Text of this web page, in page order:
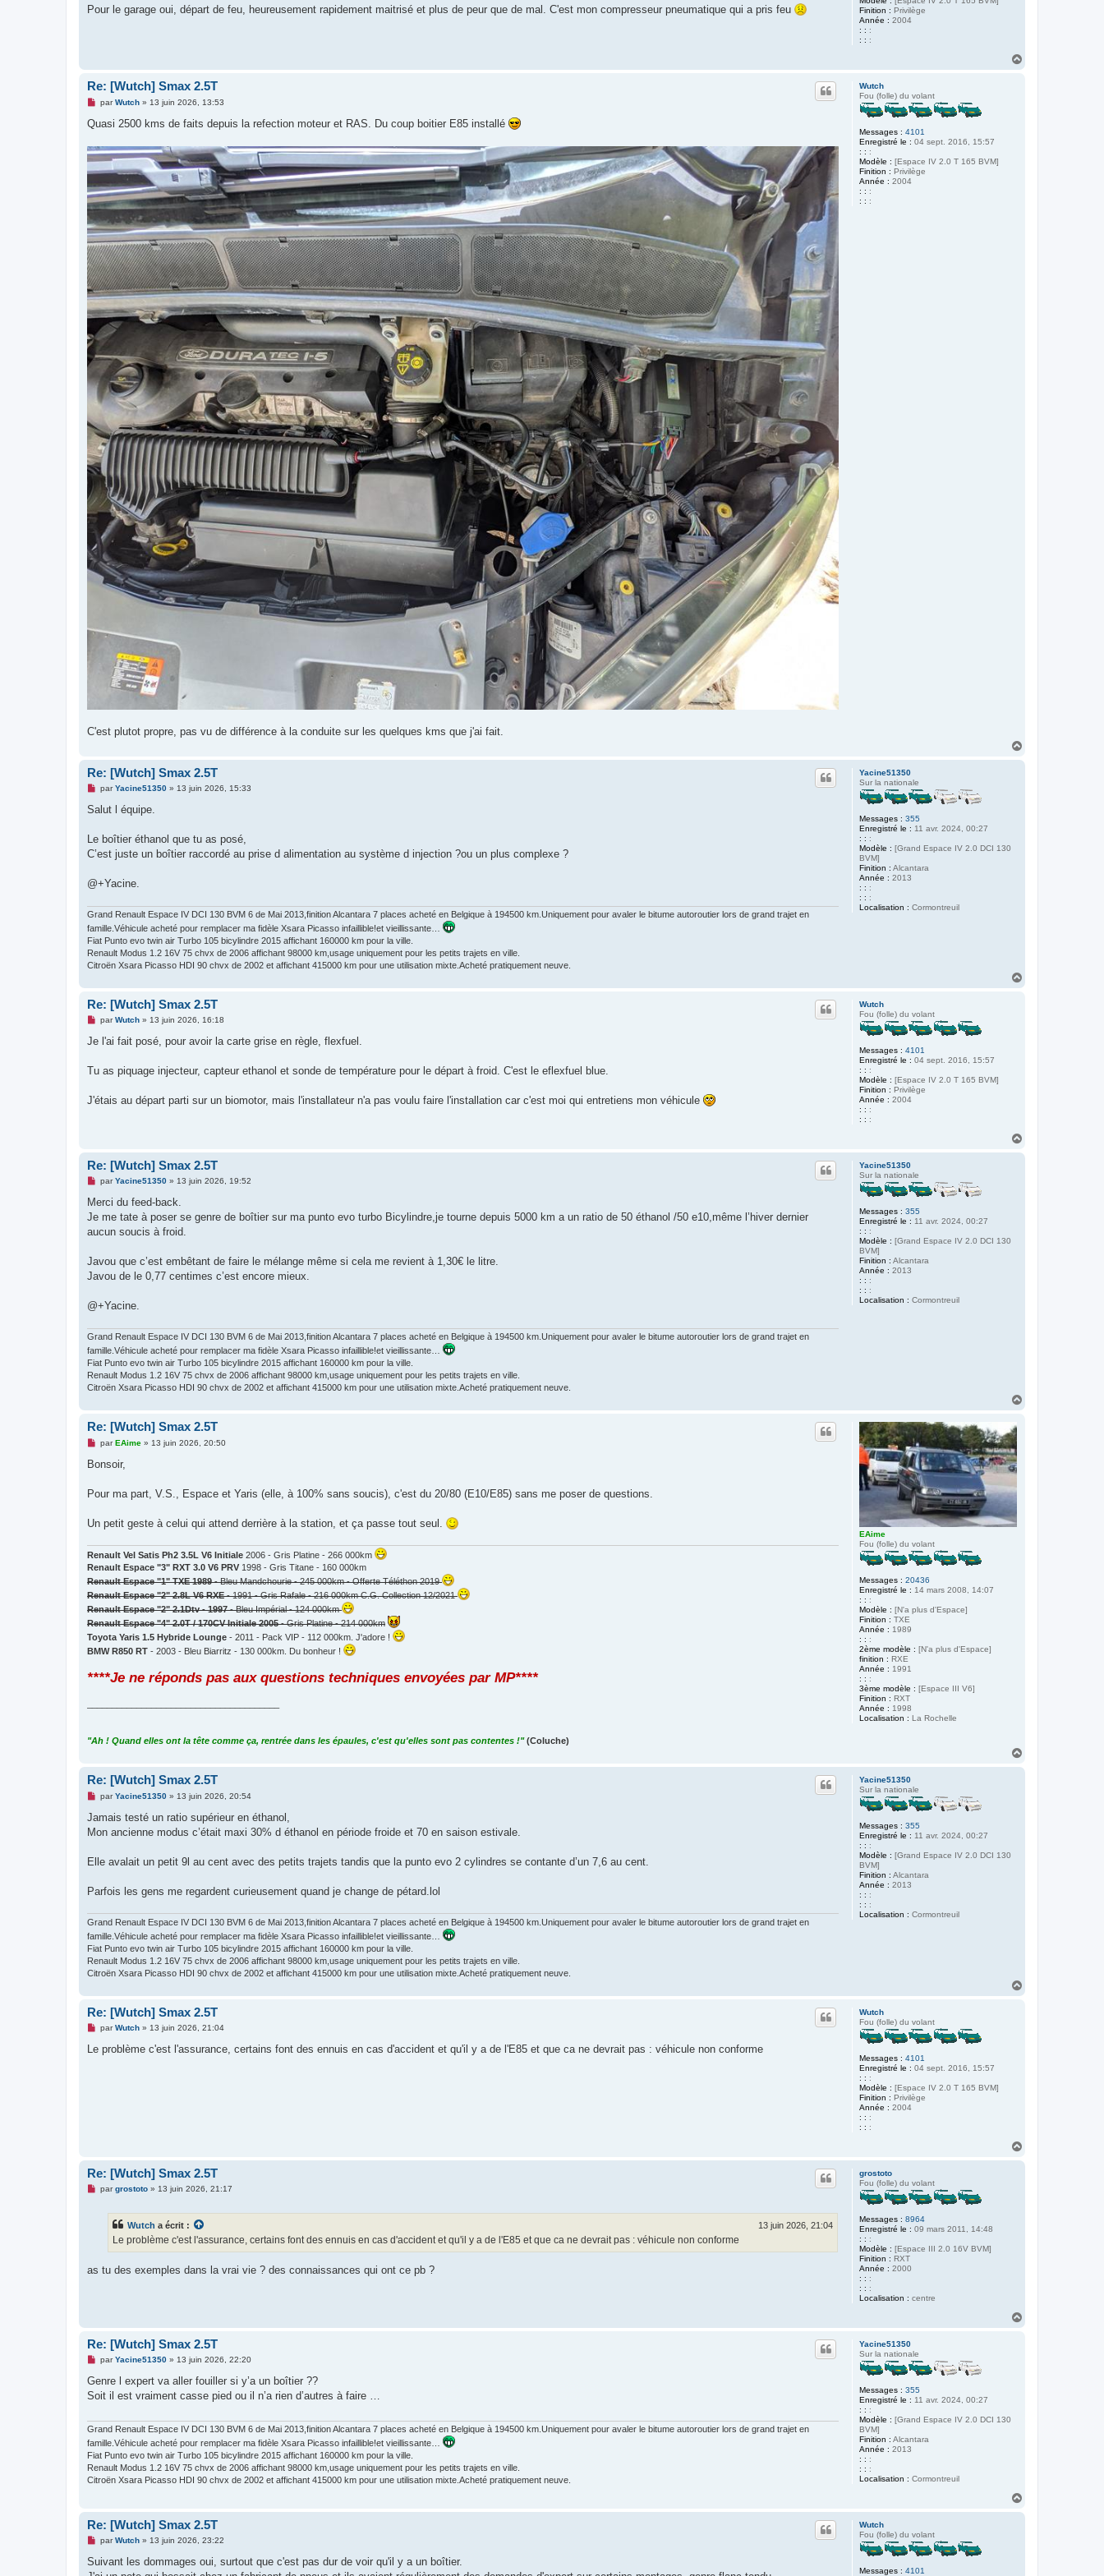
Finition : Privilège
Année : 2004
: : :
: : :
n
Pour le garage oui, départ de feu, heureusement rapidement maitrisé et plus de peur que de mal. C'est mon compresseur pneumatique qui a pris feu
Wutch
Fou (folle) du volant
Messages : 4101
Enregistré le : 04 sept. 2016, 15:57
: : :
Modèle : [Espace IV 2.0 T 165 BVM]
Finition : Privilège
Année : 2004
: : :
: : :
Re: [Wutch] Smax 2.5T
M
s
g
e
n
n
l
u
parWutch» 13 juin 2026, 13:53
Quasi 2500 kms de faits depuis la refection moteur et RAS. Du coup boitier E85 installé
C'est plutot propre, pas vu de différence à la conduite sur les quelques kms que j'ai fait.
Yacine51350
Sur la nationale
Messages : 355
Enregistré le : 11 avr. 2024, 00:27
: : :
Modèle : [Grand Espace IV 2.0 DCI 130
BVM]
Finition : Alcantara
Année : 2013
: : :
: : :
Localisation : Cormontreuil
Re: [Wutch] Smax 2.5T
M
s
g
n
l
parYacine51350» 13 juin 2026, 15:33
Salut l équipe.
Le boîtier éthanol que tu as posé,
C’est juste un boîtier raccordé au prise d alimentation au système d injection ?ou un plus complexe ?
@+Yacine.
Grand Renault Espace IV DCI 130 BVM 6 de Mai 2013,finition Alcantara 7 places acheté en Belgique à 194500 km.Uniquement pour avaler le bitume autoroutier lors de grand trajet en
famille.Véhicule acheté pour remplacer ma fidèle Xsara Picasso infaillible!et vieillissante…
Fiat Punto evo twin air Turbo 105 bicylindre 2015 affichant 160000 km pour la ville.
Renault Modus 1.2 16V 75 chvx de 2006 affichant 98000 km,usage uniquement pour les petits trajets en ville.
Citroën Xsara Picasso HDI 90 chvx de 2002 et affichant 415000 km pour une utilisation mixte.Acheté pratiquement neuve.
Wutch
Fou (folle) du volant
Messages : 4101
Enregistré le : 04 sept. 2016, 15:57
: : :
Modèle : [Espace IV 2.0 T 165 BVM]
Finition : Privilège
Année : 2004
: : :
: : :
Re: [Wutch] Smax 2.5T
M
s
g
o
parWutch» 13 juin 2026, 16:18
Je l'ai fait posé, pour avoir la carte grise en règle, flexfuel.
Tu as piquage injecteur, capteur ethanol et sonde de température pour le départ à froid. C'est le eflexfuel blue.
J'étais au départ parti sur un biomotor, mais l'installateur n'a pas voulu faire l'installation car c'est moi qui entretiens mon véhicule
Yacine51350
Sur la nationale
Messages : 355
Enregistré le : 11 avr. 2024, 00:27
: : :
Modèle : [Grand Espace IV 2.0 DCI 130
BVM]
Finition : Alcantara
Année : 2013
: : :
: : :
Localisation : Cormontreuil
Re: [Wutch] Smax 2.5T
M
s
a
g
o
l
parYacine51350» 13 juin 2026, 19:52
Merci du feed-back.
Je me tate à poser se genre de boîtier sur ma punto evo turbo Bicylindre,je tourne depuis 5000 km a un ratio de 50 éthanol /50 e10,même l’hiver dernier
aucun soucis à froid.
Javou que c’est embêtant de faire le mélange même si cela me revient à 1,30€ le litre.
Javou de le 0,77 centimes c’est encore mieux.
@+Yacine.
Grand Renault Espace IV DCI 130 BVM 6 de Mai 2013,finition Alcantara 7 places acheté en Belgique à 194500 km.Uniquement pour avaler le bitume autoroutier lors de grand trajet en
famille.Véhicule acheté pour remplacer ma fidèle Xsara Picasso infaillible!et vieillissante…
Fiat Punto evo twin air Turbo 105 bicylindre 2015 affichant 160000 km pour la ville.
Renault Modus 1.2 16V 75 chvx de 2006 affichant 98000 km,usage uniquement pour les petits trajets en ville.
Citroën Xsara Picasso HDI 90 chvx de 2002 et affichant 415000 km pour une utilisation mixte.Acheté pratiquement neuve.
EAime
Fou (folle) du volant
Messages : 20436
Enregistré le : 14 mars 2008, 14:07
: : :
Modèle : [N'a plus d'Espace]
Finition : TXE
Année : 1989
: : :
2ème modèle : [N'a plus d'Espace]
finition : RXE
Année : 1991
: : :
3ème modèle : [Espace III V6]
Finition : RXT
Année : 1998
Localisation : La Rochelle
Re: [Wutch] Smax 2.5T
M
s
g
o
parEAime» 13 juin 2026, 20:50
Bonsoir,
Pour ma part, V.S., Espace et Yaris (elle, à 100% sans soucis), c'est du 20/80 (E10/E85) sans me poser de questions.
Un petit geste à celui qui attend derrière à la station, et ça passe tout seul.
Renault Vel Satis Ph2 3.5L V6 Initiale 2006 - Gris Platine - 266 000km
Renault Espace "3" RXT 3.0 V6 PRV 1998 - Gris Titane - 160 000km
Renault Espace "1" TXE 1989- Bleu Mandchourie - 245 000km - Offerte Téléthon 2019
Renault Espace "2" 2.8L V6 RXE- 1991 - Gris Rafale - 216 000km C.G. Collection 12/2021
Renault Espace "2" 2.1Dtv - 1997- Bleu Impérial - 124 000km
Renault Espace "4" 2.0T / 170CV Initiale 2005- Gris Platine - 214 000km
Toyota Yaris 1.5 Hybride Lounge - 2011 - Pack VIP - 112 000km. J'adore !
BMW R850 RT - 2003 - Bleu Biarritz - 130 000km. Du bonheur !
****Je ne réponds pas aux questions techniques envoyées par MP****
"Ah ! Quand elles ont la tête comme ça, rentrée dans les épaules, c'est qu'elles sont pas contentes !" (Coluche)
Yacine51350
Sur la nationale
Messages : 355
Enregistré le : 11 avr. 2024, 00:27
: : :
Modèle : [Grand Espace IV 2.0 DCI 130
BVM]
Finition : Alcantara
Année : 2013
: : :
: : :
Localisation : Cormontreuil
Re: [Wutch] Smax 2.5T
M
s
a
n
l
parYacine51350» 13 juin 2026, 20:54
Jamais testé un ratio supérieur en éthanol,
Mon ancienne modus c’était maxi 30% d éthanol en période froide et 70 en saison estivale.
Elle avalait un petit 9l au cent avec des petits trajets tandis que la punto evo 2 cylindres se contante d’un 7,6 au cent.
Parfois les gens me regardent curieusement quand je change de pétard.lol
Grand Renault Espace IV DCI 130 BVM 6 de Mai 2013,finition Alcantara 7 places acheté en Belgique à 194500 km.Uniquement pour avaler le bitume autoroutier lors de grand trajet en
famille.Véhicule acheté pour remplacer ma fidèle Xsara Picasso infaillible!et vieillissante…
Fiat Punto evo twin air Turbo 105 bicylindre 2015 affichant 160000 km pour la ville.
Renault Modus 1.2 16V 75 chvx de 2006 affichant 98000 km,usage uniquement pour les petits trajets en ville.
Citroën Xsara Picasso HDI 90 chvx de 2002 et affichant 415000 km pour une utilisation mixte.Acheté pratiquement neuve.
Wutch
Fou (folle) du volant
Messages : 4101
Enregistré le : 04 sept. 2016, 15:57
: : :
Modèle : [Espace IV 2.0 T 165 BVM]
Finition : Privilège
Année : 2004
: : :
: : :
Re: [Wutch] Smax 2.5T
M
s
parWutch» 13 juin 2026, 21:04
Le problème c'est l'assurance, certains font des ennuis en cas d'accident et qu'il y a de l'E85 et que ca ne devrait pas : véhicule non conforme
grostoto
Fou (folle) du volant
Messages : 8964
Enregistré le : 09 mars 2011, 14:48
: : :
Modèle : [Espace III 2.0 16V BVM]
Finition : RXT
Année : 2000
: : :
: : :
Localisation : centre
Re: [Wutch] Smax 2.5T
M
o
n
pargrostoto» 13 juin 2026, 21:17
Wutch a écrit : 13 juin 2026, 21:04
Le problème c'est l'assurance, certains font des ennuis en cas d'accident et qu'il y a de l'E85 et que ca ne devrait pas : véhicule non conforme
as tu des exemples dans la vrai vie ? des connaissances qui ont ce pb ?
Yacine51350
Sur la nationale
Messages : 355
Enregistré le : 11 avr. 2024, 00:27
: : :
Modèle : [Grand Espace IV 2.0 DCI 130
BVM]
Finition : Alcantara
Année : 2013
: : :
: : :
Localisation : Cormontreuil
Re: [Wutch] Smax 2.5T
M
s
a
n
n
l
u
parYacine51350» 13 juin 2026, 22:20
Genre l expert va aller fouiller si y’a un boîtier ??
Soit il est vraiment casse pied ou il n’a rien d’autres à faire …
Grand Renault Espace IV DCI 130 BVM 6 de Mai 2013,finition Alcantara 7 places acheté en Belgique à 194500 km.Uniquement pour avaler le bitume autoroutier lors de grand trajet en
famille.Véhicule acheté pour remplacer ma fidèle Xsara Picasso infaillible!et vieillissante…
Fiat Punto evo twin air Turbo 105 bicylindre 2015 affichant 160000 km pour la ville.
Renault Modus 1.2 16V 75 chvx de 2006 affichant 98000 km,usage uniquement pour les petits trajets en ville.
Citroën Xsara Picasso HDI 90 chvx de 2002 et affichant 415000 km pour une utilisation mixte.Acheté pratiquement neuve.
Wutch
Fou (folle) du volant
Messages : 4101
Re: [Wutch] Smax 2.5T
M
s
parWutch» 13 juin 2026, 23:22
Suivant les dommages oui, surtout que c'est pas dur de voir qu'il y a un boîtier.